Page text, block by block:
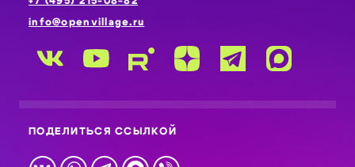
info@openvillage.ru
ПОДЕЛИТЬСЯ ССЫЛКОЙ